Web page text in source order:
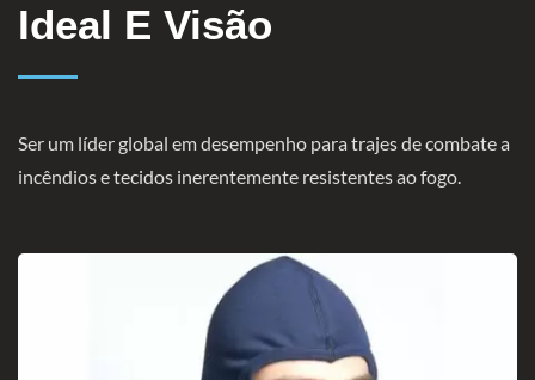
Ideal E Visão
Ser um líder global em desempenho para trajes de combate a
incêndios e tecidos inerentemente resistentes ao fogo.